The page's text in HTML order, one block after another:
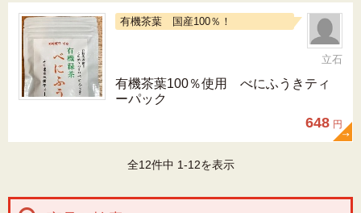
有機茶葉 国産100％！
立石
有機茶葉100％使用 べにふうきティ
ーパック
648 円
全12件中 1-12を表示